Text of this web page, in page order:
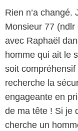
Rien n’a
Monsieur 77
avec Raphaël
homme qui ait le
soit
recherche la
engageante en
de ma tête ! Si je
cherche un